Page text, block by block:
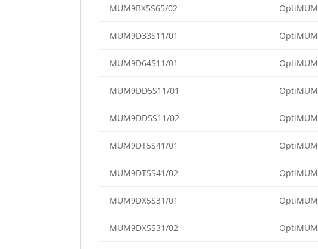
MUM9BX5S65/02 OptiMUM
MUM9D33S11/01 OptiMUM
MUM9D64S11/01 OptiMUM
MUM9DD5S11/01 OptiMUM
MUM9DD5S11/02 OptiMUM
MUM9DT5S41/01 OptiMUM
MUM9DT5S41/02 OptiMUM
MUM9DX5S31/01 OptiMUM
MUM9DX5S31/02 OptiMUM